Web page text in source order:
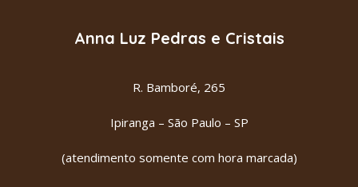
Anna Luz Pedras e Cristais
R. Bamboré, 265
Ipiranga – São Paulo – SP
(atendimento somente com hora marcada)